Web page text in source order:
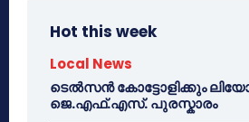
Hot this week
Local News
ടെൽസൻ കോട്ടോളിക്കും
ജെ.എഫ്.എസ്. പുരസ്കാരം